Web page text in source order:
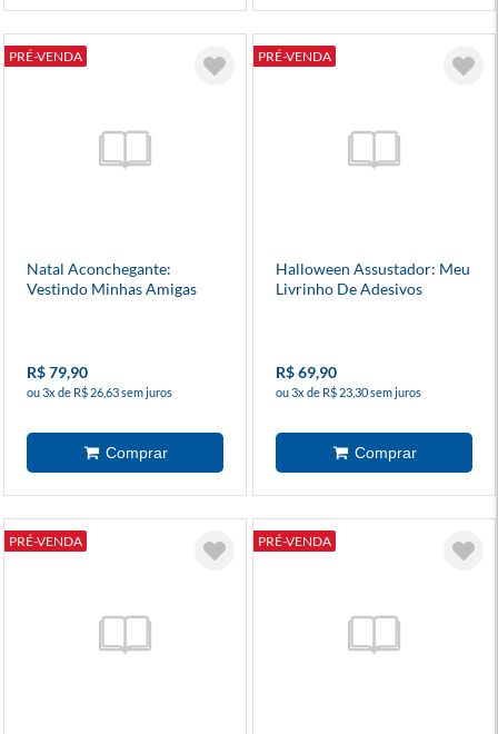
PRÉ-VENDA
Natal Aconchegante:
Vestindo Minhas Amigas
R$ 79,90
ou 3x de R$ 26,63 sem juros
PRÉ-VENDA
Halloween Assustador: Meu
Livrinho De Adesivos
R$ 69,90
ou 3x de R$ 23,30 sem juros
PRÉ-VENDA PRÉ-VENDA